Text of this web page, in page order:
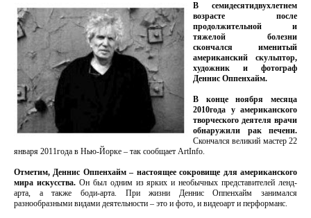
В семидесятидвухлетнем
возрасте после
продолжительной и
тяжелой болезни
скончался именитый
американский скульптор,
художник и фотограф
Деннис Оппенхайм.
В конце ноября месяца
2010года у американского
творческого деятеля врачи
обнаружили рак печени.
Скончался великий мастер 22
января 2011года в Нью-Йорке – так сообщает ArtInfo.
Отметим, Деннис Оппенхайм – настоящее сокровище для американского
мира искусства. Он был одним из ярких и необычных представителей ленд-
арта, а также боди-арта. При жизни Деннис Оппенхайм занимался
разнообразными видами деятельности – это и фото, и видеоарт и перформанс.